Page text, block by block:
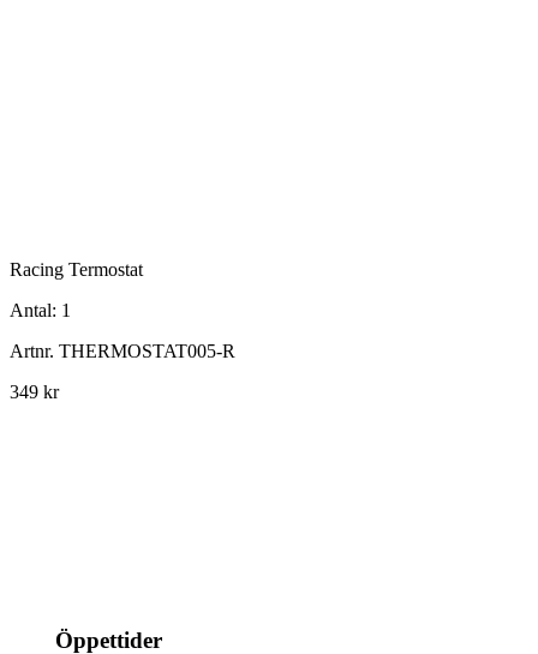
Racing Termostat
Antal: 1
Artnr. THERMOSTAT005-R
349 kr
Öppettider